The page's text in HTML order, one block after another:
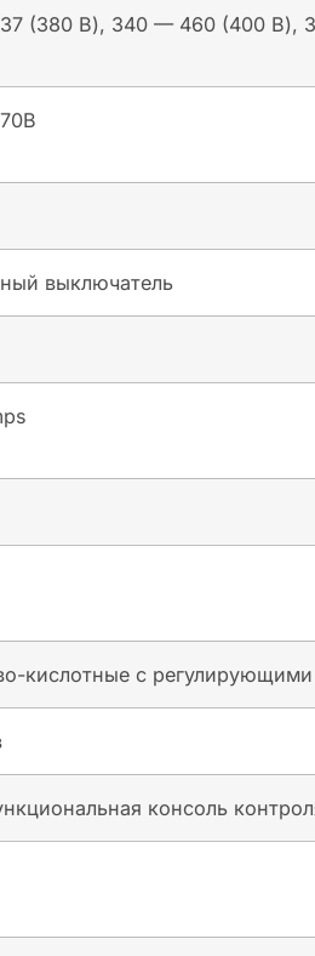
(380 В), 340 — 460 (400 В),
выключатель
кислотные с регулирующими
консоль